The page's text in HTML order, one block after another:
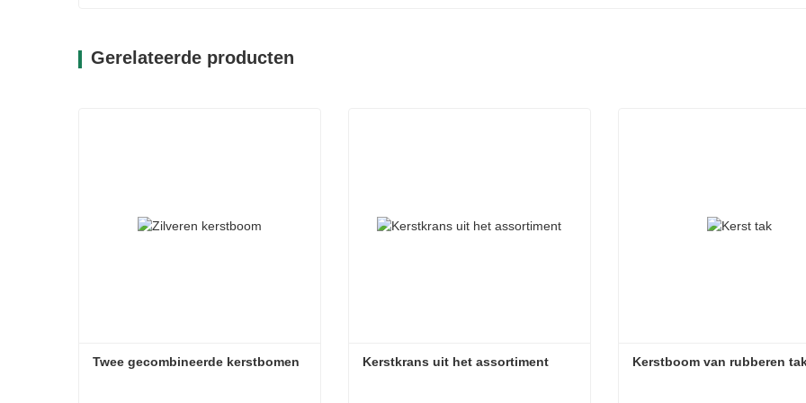
Gerelateerde producten
Twee gecombineerde kerstbomen Kerstkrans uit het assortiment Kerstboom van rubberen